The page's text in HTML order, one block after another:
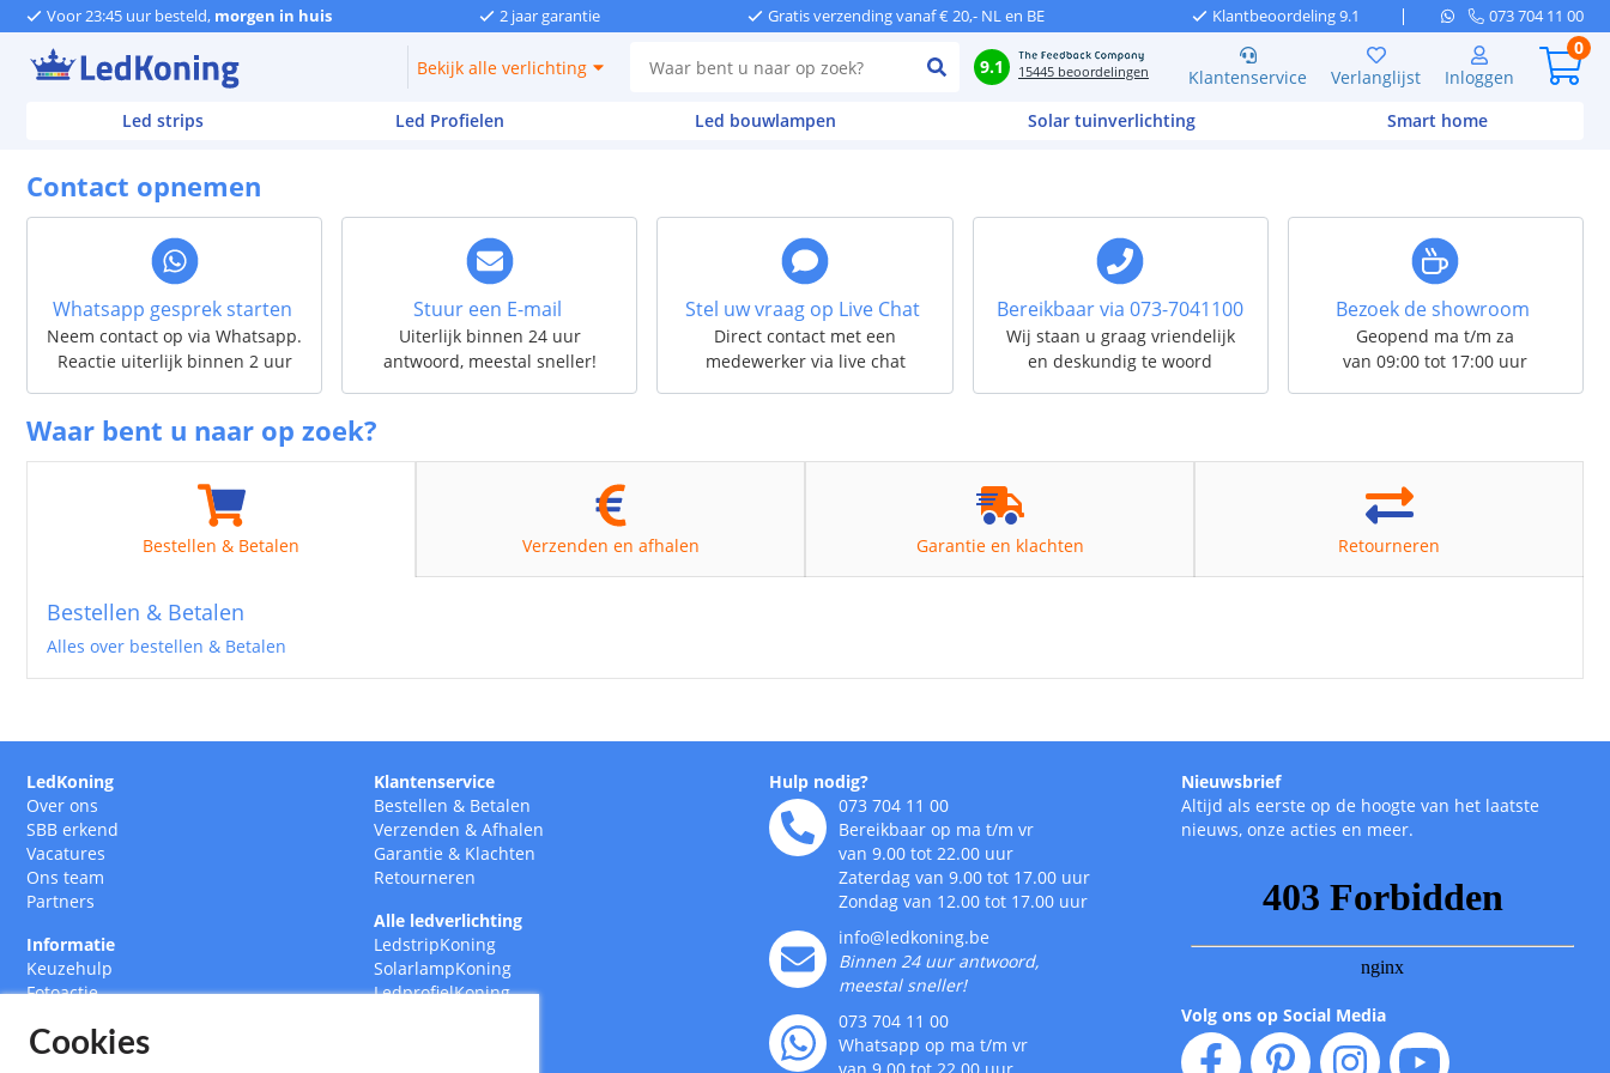
Voor 23:45 uur besteld, morgen in huis 2 jaar garantie Gratis verzending vanaf € 20,- NL en BE Klantbeoordeling 9.1 073 704 11 00
Bekijk alle verlichting 9.1 15445 beoordelingen Klantenservice Verlanglijst Inloggen
0
Led strips Led Profielen Led bouwlampen Solar tuinverlichting Smart home
Contact opnemen
Whatsapp gesprek starten
Neem contact op via Whatsapp.
Reactie uiterlijk binnen 2 uur
Stuur een E-mail
Uiterlijk binnen 24 uur
antwoord, meestal sneller!
Stel uw vraag op Live Chat
Direct contact met een
medewerker via live chat
Bereikbaar via 073-7041100
Wij staan u graag vriendelijk
en deskundig te woord
Bezoek de showroom
Geopend ma t/m za
van 09:00 tot 17:00 uur
Waar bent u naar op zoek?
Bestellen & Betalen Verzenden en afhalen Garantie en klachten Retourneren
Bestellen & Betalen
Alles over bestellen & Betalen
LedKoning
Over ons
SBB erkend
Vacatures
Ons team
Partners
Informatie
Keuzehulp
Fotoactie
Klantenservice
Bestellen & Betalen
Verzenden & Afhalen
Garantie & Klachten
Retourneren
Alle ledverlichting
LedstripKoning
SolarlampKoning
LedprofielKoning
Hulp nodig?
073 704 11 00
Bereikbaar op ma t/m vr
van 9.00 tot 22.00 uur
Zaterdag van 9.00 tot 17.00 uur
Zondag van 12.00 tot 17.00 uur
info@ledkoning.be
Binnen 24 uur antwoord,
meestal sneller!
073 704 11 00
Whatsapp op ma t/m vr
Nieuwsbrief
Altijd als eerste op de hoogte van het laatste
nieuws, onze acties en meer.
Volg ons op Social Media
Cookies